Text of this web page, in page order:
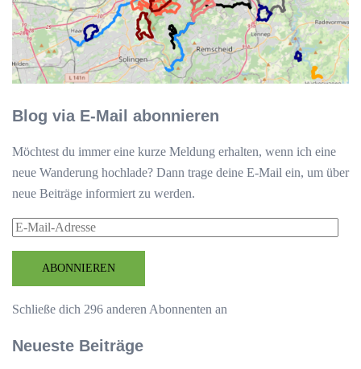
Blog via E-Mail abonnieren
Möchtest du immer eine kurze Meldung erhalten, wenn ich eine
neue Wanderung hochlade? Dann trage deine E-Mail ein, um über
neue Beiträge informiert zu werden.
E-
AdresseABONNIEREN
Schließe dich 296 anderen Abonnenten an
Neueste Beiträge